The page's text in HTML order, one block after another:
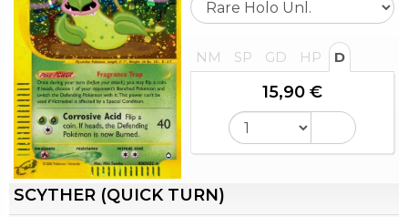
NM SP GD HP D
15,90 €
SCYTHER (QUICK TURN)